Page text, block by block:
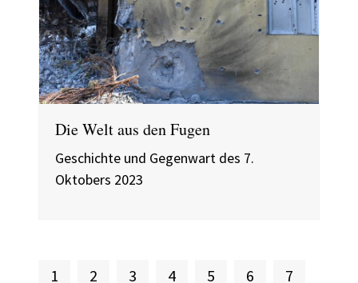
Die Welt aus den Fugen
Geschichte und Gegenwart des 7.
Oktobers 2023
Aktuelle Seite
1 Seite
2 Seite
3 Seite
4 Seite
5 Seite
6 Seite
7